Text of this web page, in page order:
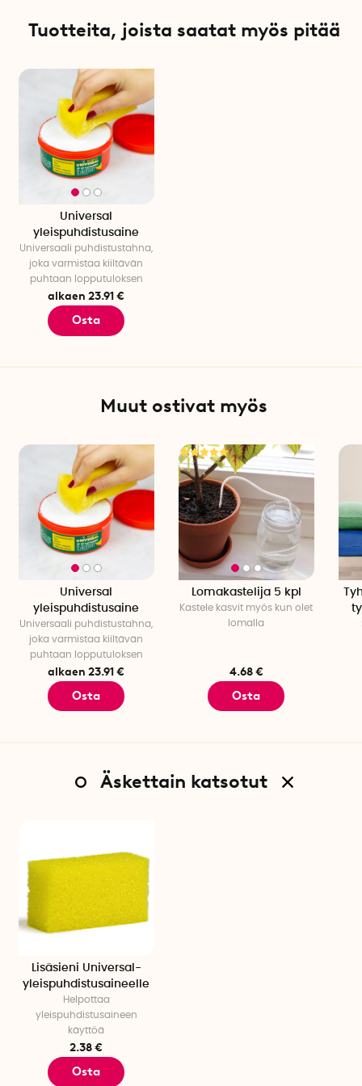
Tuotteita, joista saatat myös pitää
Universal
yleispuhdistusaine
Universaali puhdistustahna,
joka varmistaa kiiltävän
puhtaan lopputuloksen
alkaen 23.91 €
Osta
Muut ostivat myös
Universal
yleispuhdistusaine
Universaali puhdistustahna,
joka varmistaa kiiltävän
puhtaan lopputuloksen
alkaen 23.91 €
Osta
Lomakastelija 5 kpl
Kastele kasvit myös kun olet
lomalla
4.68 €
Osta
Äskettain katsotut
Lisäsieni Universal-
yleispuhdistusaineelle
Helpottaa
yleispuhdistusaineen
käyttöä
2.38 €
Osta